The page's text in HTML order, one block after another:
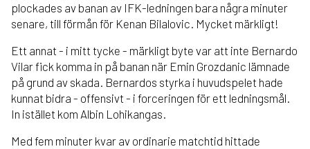
plockades av banan av IFK-ledningen bara några minuter
senare, till förmån för Kenan Bilalovic. Mycket märkligt!
Ett annat - i mitt tycke - märkligt byte var att inte Bernardo
Vilar fick komma in på banan när Emin Grozdanic lämnade
på grund av skada. Bernardos styrka i huvudspelet hade
kunnat bidra - offensivt - i forceringen för ett ledningsmål.
In istället kom Albin Lohikangas.
Med fem minuter kvar av ordinarie matchtid hittade